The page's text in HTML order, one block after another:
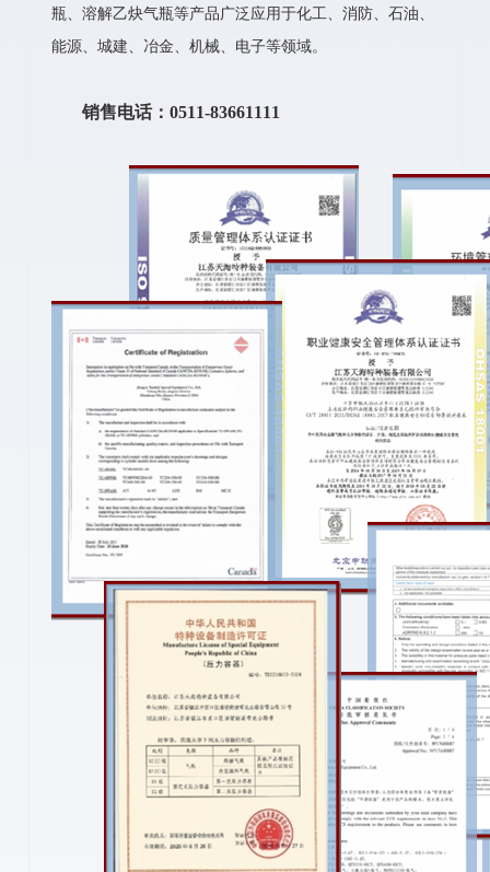
瓶、溶解乙炔气瓶等产品广泛应用于化工、消防、石油、
能源、城建、冶金、机械、电子等领域。
销售电话：0511-83661111